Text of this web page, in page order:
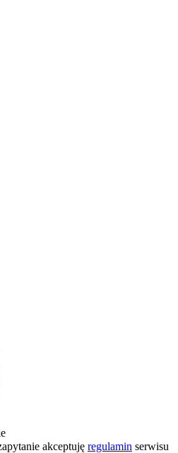
akceptuję regulamin serwisu